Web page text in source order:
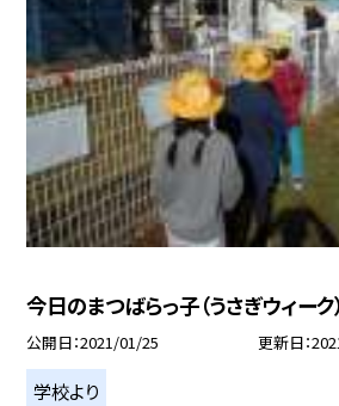
今日のまつばらっ子（うさぎウィーク）
公開日 2021/01/25 更新日
学校より